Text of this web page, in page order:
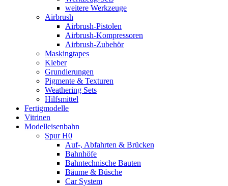
weitere Werkzeuge
Airbrush
Airbrush-Pistolen
Airbrush-Kompressoren
Airbrush-Zubehör
Maskingtapes
Kleber
Grundierungen
Pigmente & Texturen
Weathering Sets
Hilfsmittel
Fertigmodelle
Vitrinen
Modelleisenbahn
Spur H0
Auf-, Abfahrten & Brücken
Bahnhöfe
Bahntechnische Bauten
Bäume & Büsche
Car System